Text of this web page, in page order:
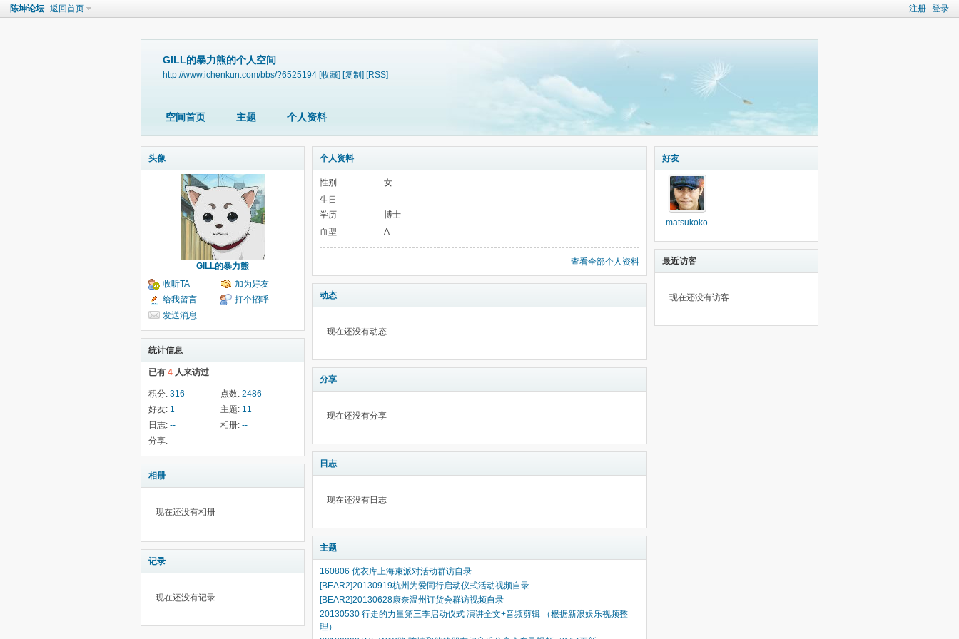
注册 登录
陈坤论坛 返回首页
GILL的暴力熊的个人空间
http://www.ichenkun.com/bbs/?6525194 [收藏] [复制] [RSS]
空间首页 主题 个人资料
头像
GILL的暴力熊
收听TA
加为好友
给我留言
打个招呼
发送消息
统计信息
已有 4 人来访过
积分: 316 点数:2486
好友: 1 主题: 11
日志: -- 相册:--
分享: --
相册
现在还没有相册
记录
现在还没有记录
个人资料
性别
女
生日
学历
博士
血型
A
查看全部个人资料
动态
现在还没有动态
分享
现在还没有分享
日志
现在还没有日志
主题
160806 优衣库上海束派对活动群访自录
[BEAR2]20130919杭州为爱同行启动仪式活动视频自录
[BEAR2]20130628康奈温州订货会群访视频自录
20130530 行走的力量第三季启动仪式 演讲全文+音频剪辑 （根据新浪娱乐视频整
理）
好友
matsukoko
最近访客
现在还没有访客